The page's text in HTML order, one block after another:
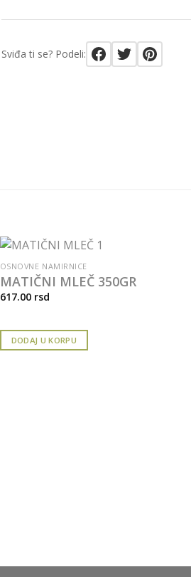
Sviđa ti se? Podeli:
OSNOVNE NAMIRNICE
MATIČNI MLEČ 350GR
617.00 rsd
DODAJ U KORPU